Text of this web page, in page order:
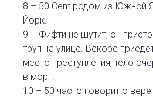
8 – 50 Cent родом из Южной
Йорк.
9 – Фифти не шутит, он
труп на улице. Вскоре
место преступления, тело
в морг.
10 – 50 часто говорит о